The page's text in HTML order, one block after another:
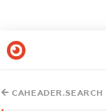
CAHEADER.SEARCH